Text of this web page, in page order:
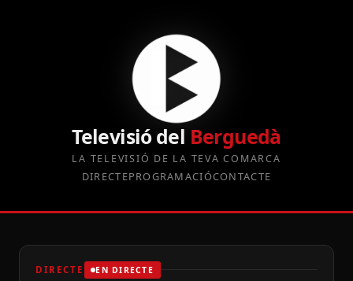
Televisió del Berguedà
LA TELEVISIÓ DE LA TEVA COMARCA
DIRECTEPROGRAMACIÓCONTACTE
DIRECTE EN DIRECTE